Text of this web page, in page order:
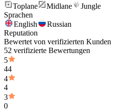
Toplane
Midlane
Jungle
Sprachen
English
Russian
Reputation
Bewertet von verifizierten Kunden
52 verifizierte Bewertungen
5
44
4
4
3
0